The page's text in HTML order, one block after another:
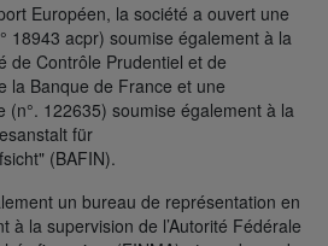
Européen, la société a ouvert une
18943 acpr) soumise également à la
de Contrôle Prudentiel et de
la Banque de France et une
(n°. 122635) soumise également à la
für
(BAFIN).
un bureau de représentation en
à la supervision de l’Autorité Fédérale